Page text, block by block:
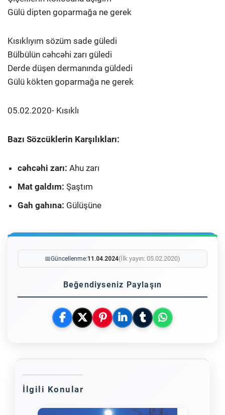
Gülü dipten goparmağa ne gerek
Kısıklıyım sözüm sade güledi
Bülbülün cəhcəhi zarı güledi
Derde düşen dermanında güldedi
Gülü kökten goparmağa ne gerek
05.02.2020- Kısıklı
Bazı Sözcüklerin Karşılıkları:
cəhcəhi zarı: Ahu zarı
Mat galdım: Şaştım
Gah gahına: Gülüşüne
📅Güncellenme:11.04.2024(İlk yayın: 05.02.2020)
Beğendiyseniz Paylaşın
İlgili Konular